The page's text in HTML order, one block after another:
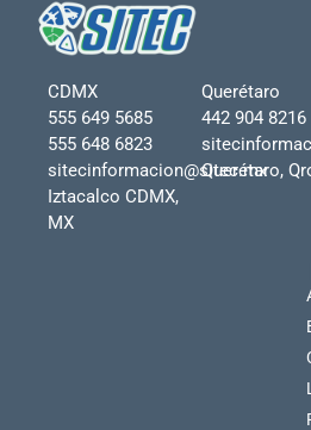
CDMX
555 649 5685
555 648 6823
sitecinformacion@sitec.mx
Iztacalco CDMX,
MX
Querétaro
442 904 8216
Querétaro,